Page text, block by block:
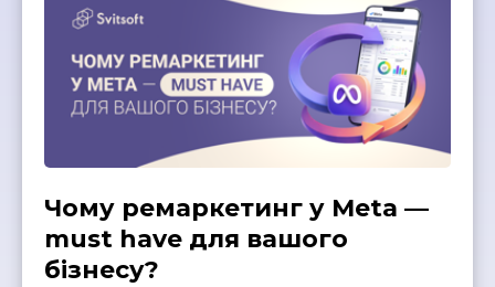
Чому ремаркетинг у Meta —
must have для вашого
бізнесу?